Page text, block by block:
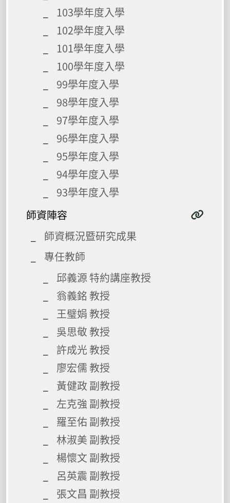
103學年度入學
102學年度入學
101學年度入學
100學年度入學
99學年度入學
98學年度入學
97學年度入學
96學年度入學
95學年度入學
94學年度入學
93學年度入學
師資陣容
師資概況暨研究成果
專任教師
邱義源 特約講座教授
翁義銘 教授
王璧娟 教授
吳思敬 教授
許成光 教授
廖宏儒 教授
黃健政 副教授
左克強 副教授
羅至佑 副教授
林淑美 副教授
楊懷文 副教授
呂英震 副教授
張文昌 副教授